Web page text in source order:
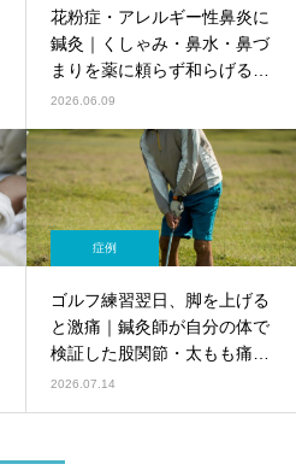
花粉症・アレルギー性鼻炎に
鍼灸｜くしゃみ・鼻水・鼻づ
まりを薬に頼らず和らげる東
洋医学アプローチ【鍼灸師監
2026.06.09
症例
ゴルフ練習翌日、脚を上げる
と激痛｜鍼灸師が自分の体で
検証した股関節・太もも痛
【40代男性・症例】
2026.07.14